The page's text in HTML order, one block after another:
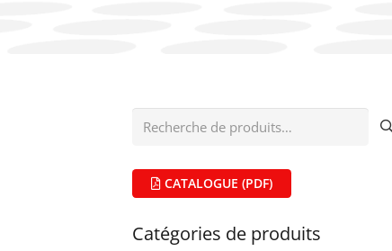
Recherche
CATALOGUE (PDF)
Catégories de produits